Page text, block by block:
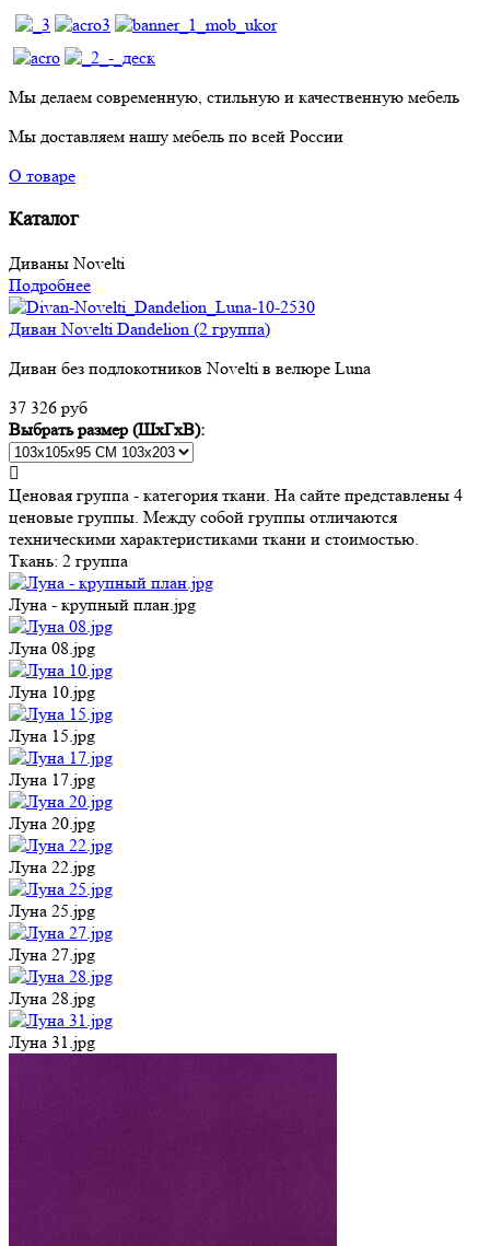
Мы делаем современную, стильную и качественную мебель
Мы доставляем нашу мебель по всей России
О товаре
Каталог
Диваны Novelti
Подробнее
Диван Novelti Dandelion (2 группа)
Диван без подлокотников Novelti в велюре Luna
37 326 руб
Выбрать размер (ШхГхВ):
Ценовая группа - категория ткани. На сайте представлены 4
ценовые группы. Между собой группы отличаются
техническими характеристиками ткани и стоимостью.
Ткань: 2 группа
Луна - крупный план.jpg
Луна 08.jpg
Луна 10.jpg
Луна 15.jpg
Луна 17.jpg
Луна 20.jpg
Луна 22.jpg
Луна 25.jpg
Луна 27.jpg
Луна 28.jpg
Луна 31.jpg